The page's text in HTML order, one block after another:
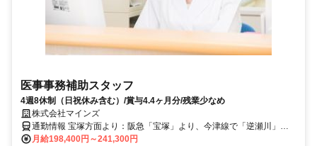
医事事務補助スタッフ
4週8休制（日祝休み含む）/賞与4.4ヶ月分/残業少なめ
株式会社マインズ
通勤情報 宝塚方面より：阪急「宝塚」より、今津線で「逆瀬川」ま
で2駅。約4分で到着。 西宮方面より：阪急「西宮北口」より、今津
月給198,400円～241,300円